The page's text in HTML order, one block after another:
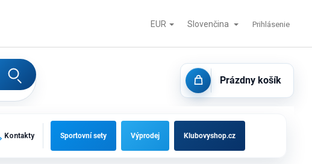
Futbalové bránky, striedačky a vybavenie ihrísk Kontakty
EUR Slovenčina Prihlásenie
NÁKUPNÝ
KOŠÍK
Prázdny košík
Kontakty Sportovní sety Výprodej Klubovyshop.cz